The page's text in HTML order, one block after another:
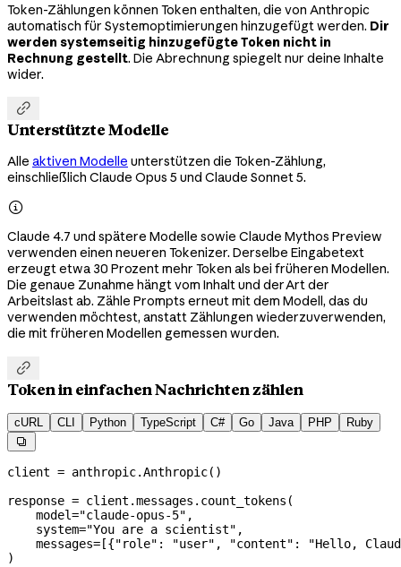
Token-Zählungen können Token enthalten, die von Anthropic
automatisch für Systemoptimierungen hinzugefügt werden. Dir
werden systemseitig hinzugefügte Token nicht in
Rechnung gestellt. Die Abrechnung spiegelt nur deine Inhalte
wider.

Unterstützte Modelle
Alle aktiven Modelle unterstützen die Token-Zählung,
einschließlich Claude Opus 5 und Claude Sonnet 5.

Claude 4.7 und spätere Modelle sowie Claude Mythos Preview
verwenden einen neueren Tokenizer. Derselbe Eingabetext
erzeugt etwa 30 Prozent mehr Token als bei früheren Modellen.
Die genaue Zunahme hängt vom Inhalt und der Art der
Arbeitslast ab. Zähle Prompts erneut mit dem Modell, das du
verwenden möchtest, anstatt Zählungen wiederzuverwenden,
die mit früheren Modellen gemessen wurden.

Token in einfachen Nachrichten zählen
cURL CLI Python TypeScript C# Go Java PHP Ruby

client = anthropic.Anthropic()
response = client.messages.count_tokens(
    model
="claude-opus-5" ,
    system
="You are a scientist" ,
    messages
= [{"role" : "user" , "content" :
"Hello,
)